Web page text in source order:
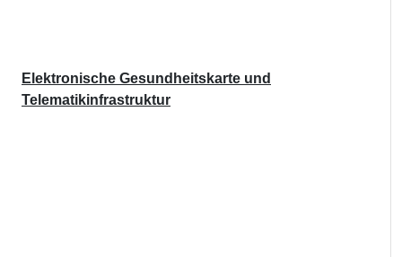
Elektronische Gesundheitskarte und
Telematikinfrastruktur